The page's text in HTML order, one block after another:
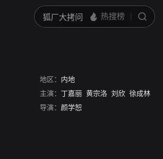
地区： 内地
主演： 丁嘉丽 黄宗洛 刘欣 徐成林
导演： 颜学恕